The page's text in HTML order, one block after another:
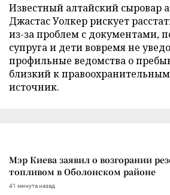
Известный алтайский сыровар
Джастас Уолкер рискует
из-за проблем с документами,
супруга и дети вовремя не
профильные ведомства о
близкий к
источник.
Мэр Киева заявил о возгорании
топливом в Оболонском районе
41 минута назад